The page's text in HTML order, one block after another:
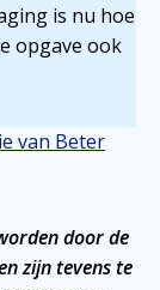
is nu hoe
opgave ook
van Beter
door de
zijn tevens te